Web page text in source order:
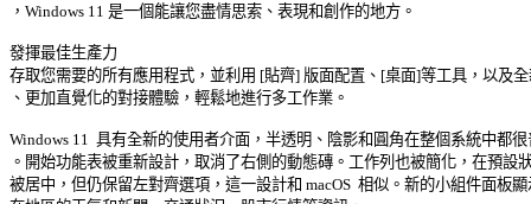
，Windows 11 是一個能讓您盡情思索、表現和創作的地方。
發揮最佳生產力
存取您需要的所有應用程式，並利用 [貼齊] 版面配置、[桌面]等工具，以及
、更加直覺化的對接體驗，輕鬆地進行多工作業。
Windows 11  具有全新的使用者介面，半透明、陰影和圓角在整個系統中都
。開始功能表被重新設計，取消了右側的動態磚。工作列也被簡化，在預設
被居中，但仍保留左對齊選項，這一設計和 macOS  相似。新的小組件面板